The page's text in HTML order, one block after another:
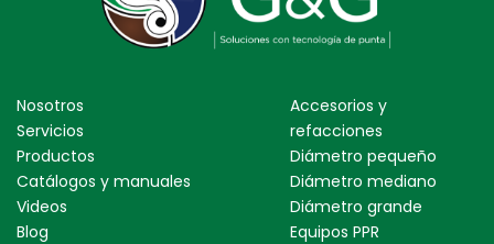
Nosotros
Servicios
Productos
Catálogos y manuales
Videos
Blog
Accesorios y
refacciones
Diámetro pequeño
Diámetro mediano
Diámetro grande
Equipos PPR